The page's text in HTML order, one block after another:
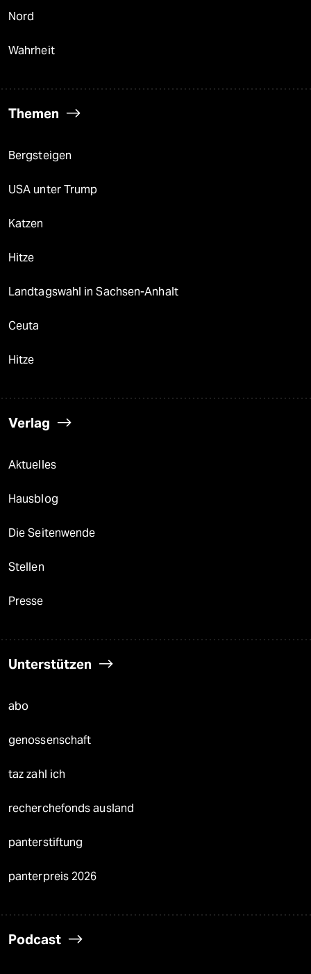
Nord
Wahrheit
Themen
Bergsteigen
USA unter Trump
Katzen
Hitze
Landtagswahl in Sachsen-Anhalt
Ceuta
Hitze
Verlag
Aktuelles
Hausblog
Die Seitenwende
Stellen
Presse
Unterstützen
abo
genossenschaft
taz zahl ich
recherchefonds ausland
panterstiftung
panterpreis 2026
Podcast